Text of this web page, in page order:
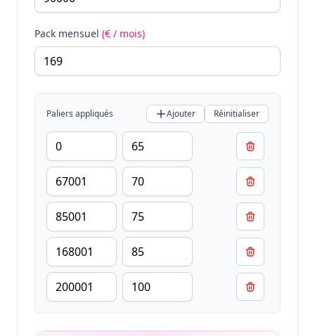
Pack mensuel (€ / mois)
Paliers appliqués Ajouter Réinitialiser